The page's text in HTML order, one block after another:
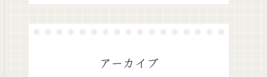
アーカイブ